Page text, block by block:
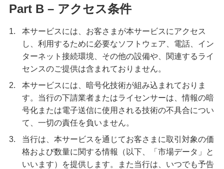
Part B – アクセス条件
1.
本サービスには、お客さまが本サービスにアクセス
し、利用するために必要なソフトウェア、電話、イン
ターネット接続環境、その他の設備や、関連するライ
センスのご提供は含まれておりません。
2.
本サービスには、暗号化技術が組み込まれておりま
す。当行の下請業者またはライセンサーは、情報の暗
号化または電子送信に使用される技術の不具合につい
て、一切の責任を負いません。
3.
当行は、本サービスを通じてお客さまに取引対象の価
格および数量に関する情報（以下、「市場データ」と
いいます）を提供します。また当行は、いつでも予告